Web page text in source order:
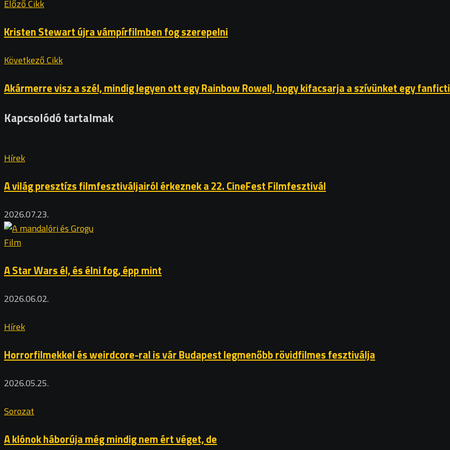
Előző Cikk
Kristen Stewart újra vámpírfilmben fog szerepelni
Következő Cikk
Akármerre visz a szél, mindig legyen ott egy Rainbow Rowell, hogy kifacsarja a szívünket egy
Kapcsolódó tartalmak
Hírek
A világ presztízs filmfesztiváljairól érkeznek a 22. CineFest Filmfesztivál
2026.07.23.
Film
A Star Wars él, és élni fog, épp mint
2026.06.02.
Hírek
Horrorfilmekkel és weirdcore-ral is vár Budapest legmenőbb rövidfilmes fesztiválja
2026.05.25.
Sorozat
A klónok háborúja még mindig nem ért véget, de